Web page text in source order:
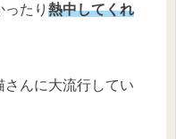
たり 熱中してくれ
んに大流行してい